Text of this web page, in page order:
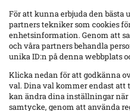
För att kunna erbjuda den bästa
partners tekniker som cookies
enhetsinformation. Genom att
och våra partners behandla
unika ID:n på denna webbplats
Klicka nedan för att godkänna
val. Dina val kommer endast att
kan ändra dina inställningar
samtycke, genom att använda
bortdömt och